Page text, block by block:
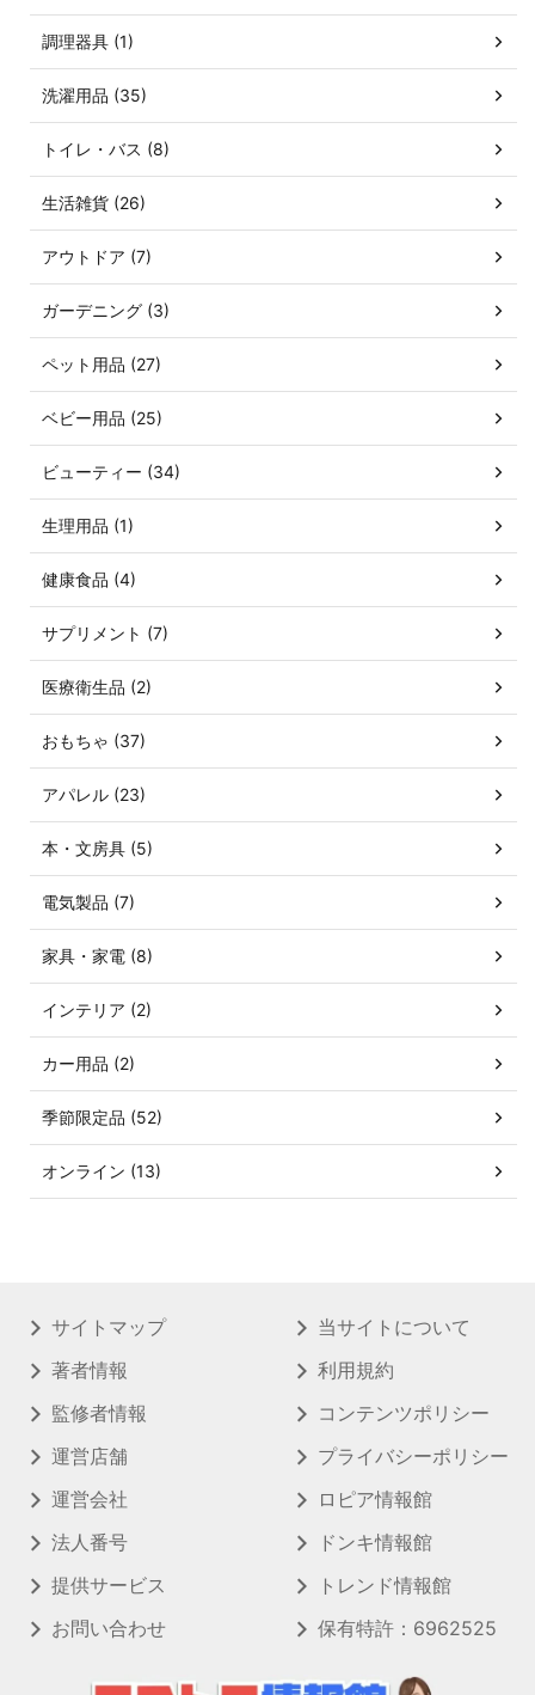
調理器具 (1)
洗濯用品 (35)
トイレ・バス (8)
生活雑貨 (26)
アウトドア (7)
ガーデニング (3)
ペット用品 (27)
ベビー用品 (25)
ビューティー (34)
生理用品 (1)
健康食品 (4)
サプリメント (7)
医療衛生品 (2)
おもちゃ (37)
アパレル (23)
本・文房具 (5)
電気製品 (7)
家具・家電 (8)
インテリア (2)
カー用品 (2)
季節限定品 (52)
オンライン (13)
サイトマップ
著者情報
監修者情報
運営店舗
運営会社
法人番号
提供サービス
お問い合わせ
当サイトについて
利用規約
コンテンツポリシー
プライバシーポリシー
ロピア情報館
ドンキ情報館
トレンド情報館
保有特許：6962525